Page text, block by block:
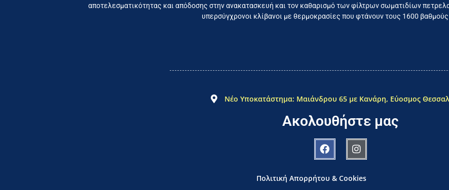
αποτελεσματικότητας και απόδοσης στην ανακατασκευή και τον καθαρισμό των φίλτρων σωματιδίων
υπερσύγχρονοι κλίβανοι με θερμοκρασίες που φτάνουν τους 1600
Νέο Υποκατάστημα: Μαιάνδρου 65 με Κανάρη, Εύοσμος
Ακολουθήστε μας
Πολιτική Απορρήτου & Cookies